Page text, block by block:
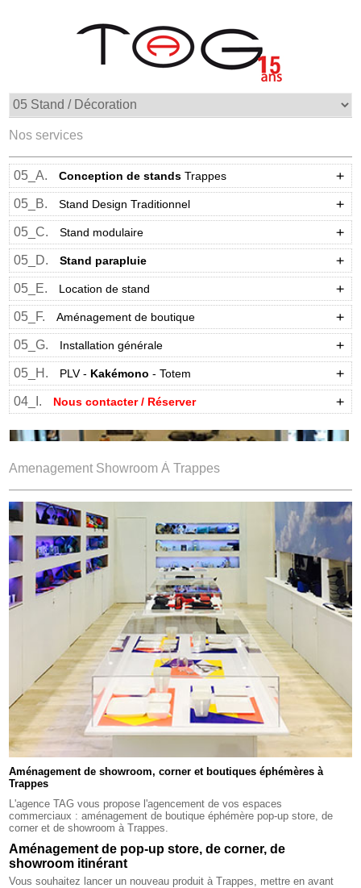
Nos services
05_A. Conception de stands Trappes
05_B. Stand Design Traditionnel
05_C. Stand modulaire
05_D. Stand parapluie
05_E. Location de stand
05_F. Aménagement de boutique
05_G. Installation générale
05_H. PLV - Kakémono- Totem
04_I. Nous contacter / Réserver
Amenagement Showroom À Trappes
Aménagement de showroom, corner et boutiques éphémères à
Trappes
L'agence TAG vous propose l'agencement de vos espaces
commerciaux : aménagement de boutique éphémère pop-up store, de
corner et de showroom à Trappes.
Aménagement de pop-up store, de corner, de
showroom itinérant
Vous souhaitez lancer un nouveau produit à Trappes, mettre en avant